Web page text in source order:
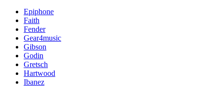
Epiphone
Faith
Fender
Gear4music
Gibson
Godin
Gretsch
Hartwood
Ibanez